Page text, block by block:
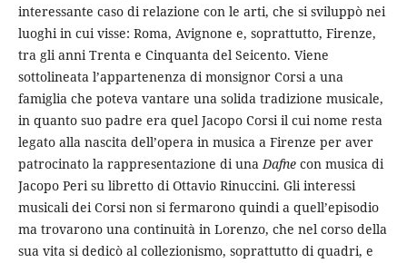
interessante caso di relazione con le arti, che si sviluppò nei
luoghi in cui visse: Roma, Avignone e, soprattutto, Firenze,
tra gli anni Trenta e Cinquanta del Seicento. Viene
sottolineata l’appartenenza di monsignor Corsi a una
famiglia che poteva vantare una solida tradizione musicale,
in quanto suo padre era quel Jacopo Corsi il cui nome resta
legato alla nascita dell’opera in musica a Firenze per aver
patrocinato la rappresentazione di unaDafnecon musica di
Jacopo Peri su libretto di Ottavio Rinuccini. Gli interessi
musicali dei Corsi non si fermarono quindi a quell’episodio
ma trovarono una continuità in Lorenzo, che nel corso della
sua vita si dedicò al collezionismo, soprattutto di quadri, e